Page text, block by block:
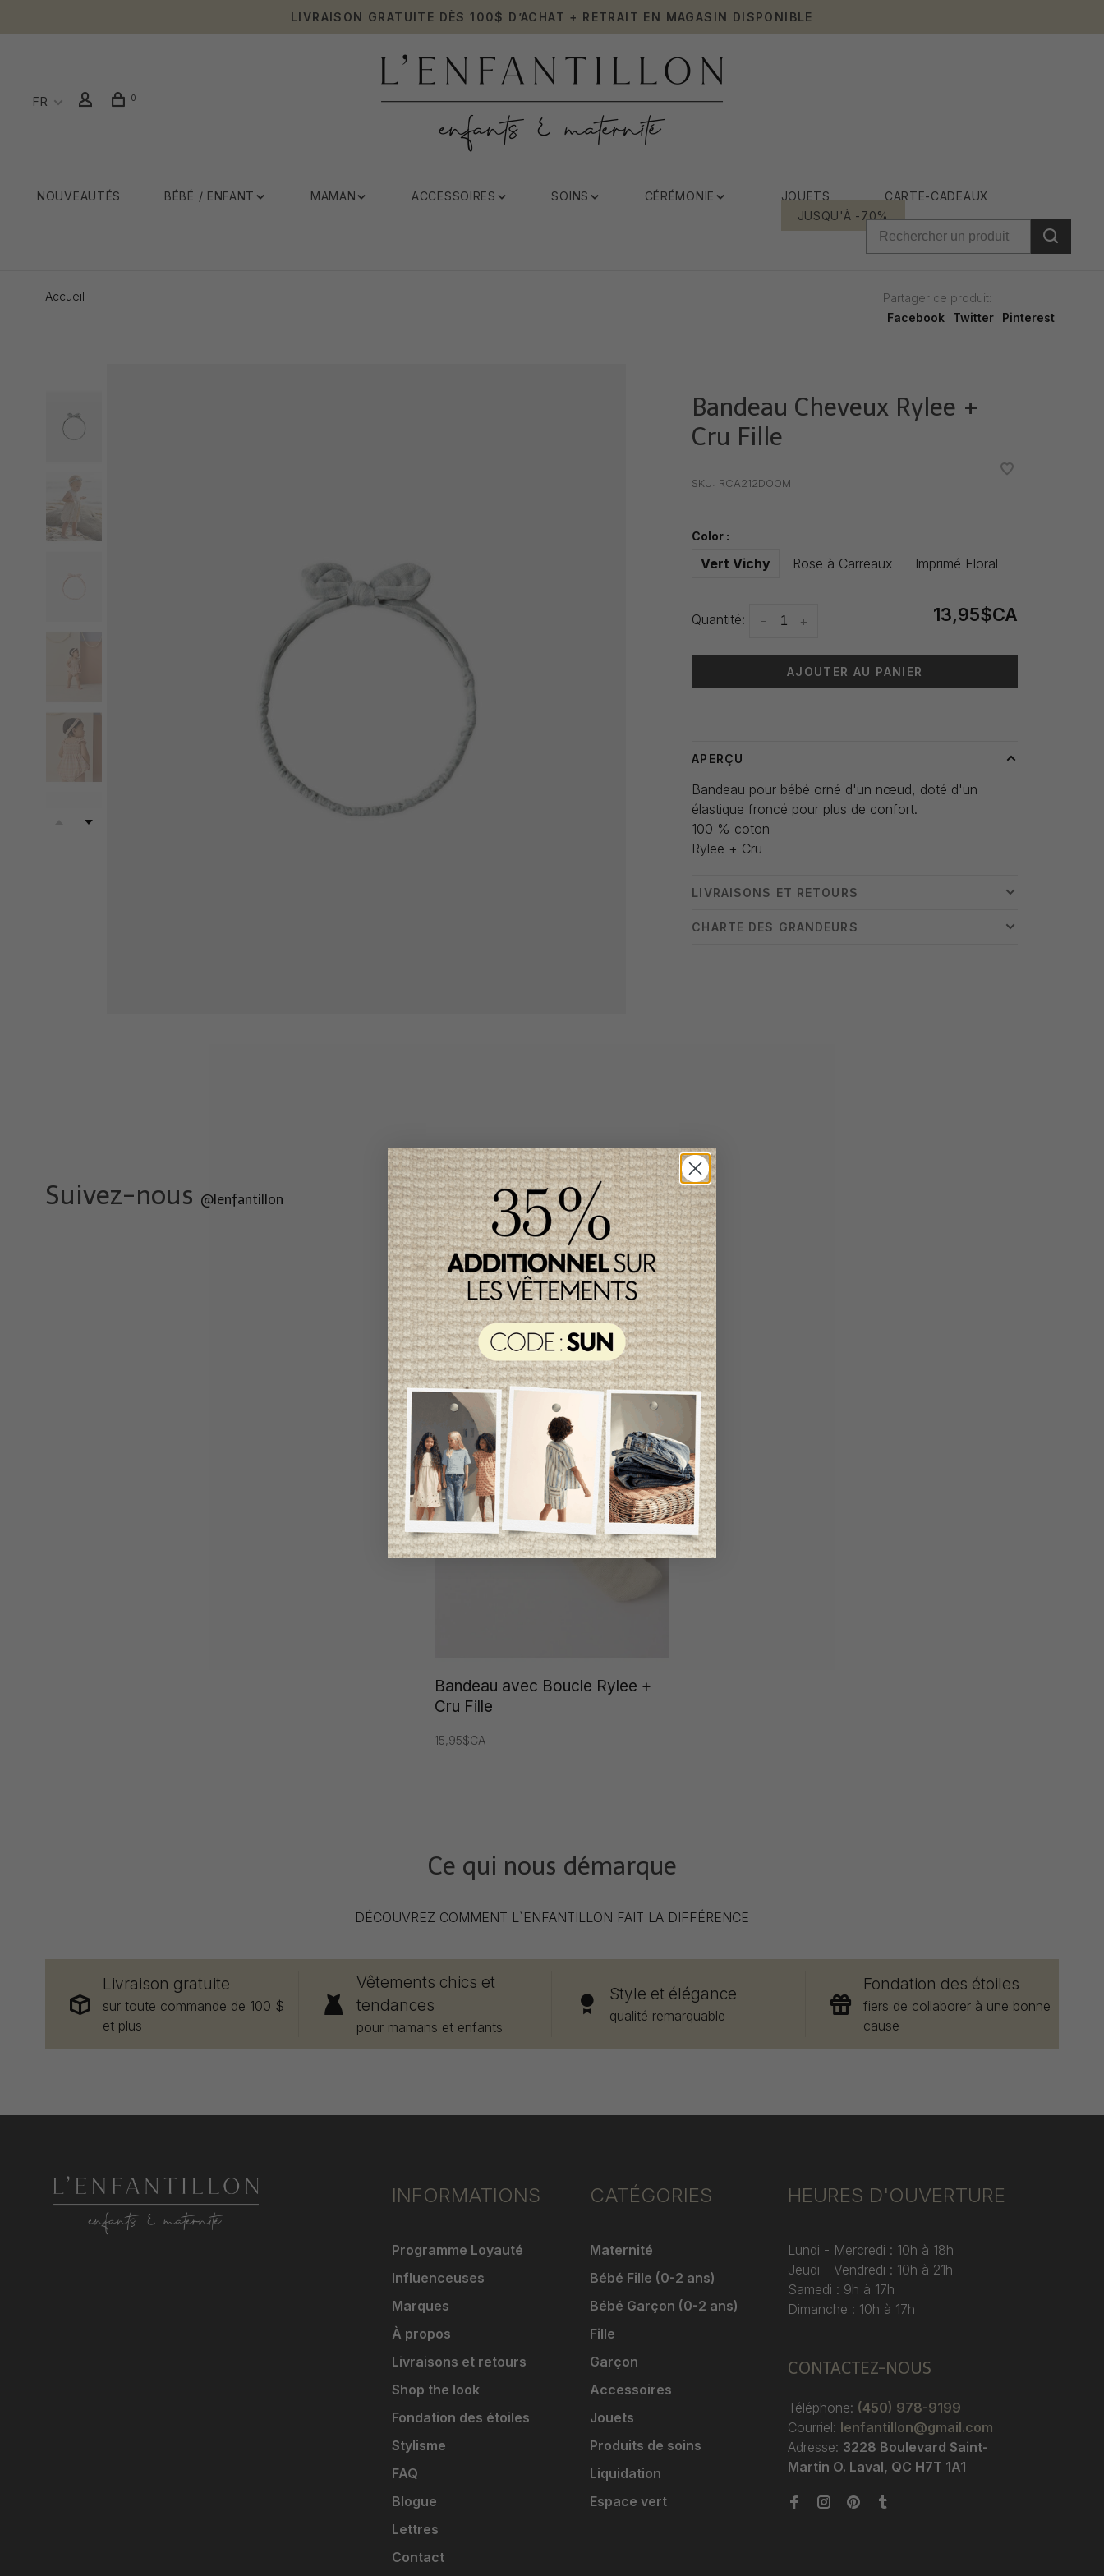
LIVRAISON GRATUITE DÈS 100$ D’ACHAT + RETRAIT EN MAGASIN DISPONIBLE
FR 0
NOUVEAUTÉS BÉBÉ / ENFANT MAMAN ACCESSOIRES SOINS CÉRÉMONIE JOUETS
CARTE-CADEAUX
JUSQU'À -70%
Accueil
Partager ce produit:
Facebook
Twitter Pinterest
Bandeau Cheveux Rylee +
Cru Fille
SKU: RCA212DOOM
Color :
Vert Vichy Rose à Carreaux Imprimé Floral
Quantité: +
- 13,95$CA
AJOUTER AU PANIER
APERÇU
Bandeau pour bébé orné d'un nœud, doté d'un
élastique froncé pour plus de confort.
100 % coton
Rylee + Cru
LIVRAISONS ET RETOURS
CHARTE DES GRANDEURS
Suivez-nous @lenfantillon
Produits connexes
Bandeau avec Boucle Rylee +
Cru Fille
15,95$CA
Ce qui nous démarque
DÉCOUVREZ COMMENT L`ENFANTILLON FAIT LA DIFFÉRENCE
Livraison gratuite
sur toute commande de 100 $
et plus
Vêtements chics et
tendances
pour mamans et enfants
Style et élégance
qualité remarquable
Fondation des étoiles
fiers de collaborer à une bonne
cause
INFORMATIONS
Programme Loyauté
Influenceuses
Marques
À propos
Livraisons et retours
Shop the look
Fondation des étoiles
Stylisme
FAQ
Blogue
Lettres
Contact
CATÉGORIES
Maternité
Bébé Fille (0-2 ans)
Bébé Garçon (0-2 ans)
Fille
Garçon
Accessoires
Jouets
Produits de soins
Liquidation
Espace vert
HEURES D'OUVERTURE
Lundi - Mercredi : 10h à 18h
Jeudi - Vendredi : 10h à 21h
Samedi : 9h à 17h
Dimanche : 10h à 17h
CONTACTEZ-NOUS
Téléphone: (450) 978-9199
Courriel: lenfantillon@gmail.com
Adresse: 3228 Boulevard Saint-
Martin O. Laval, QC H7T 1A1